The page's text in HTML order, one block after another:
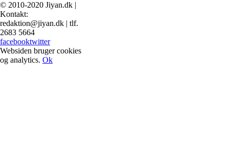
© 2010-2020 Jiyan.dk |
Kontakt:
redaktion@jiyan.dk | tlf.
2683 5664
facebooktwitter
Websiden bruger cookies
og analytics. Ok